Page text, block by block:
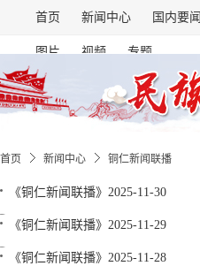
首页 新闻中心 国内要闻
图片 视频 专题
首页 新闻中心 铜仁新闻联播
《铜仁新闻联播》2025-11-30
《铜仁新闻联播》2025-11-29
《铜仁新闻联播》2025-11-28